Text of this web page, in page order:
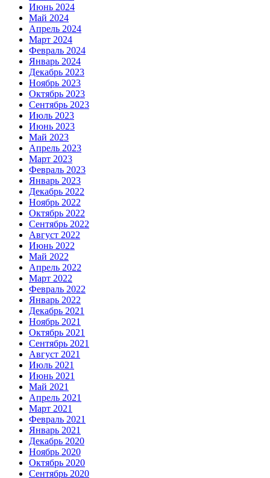
Июнь 2024
Май 2024
Апрель 2024
Март 2024
Февраль 2024
Январь 2024
Декабрь 2023
Ноябрь 2023
Октябрь 2023
Сентябрь 2023
Июль 2023
Июнь 2023
Май 2023
Апрель 2023
Март 2023
Февраль 2023
Январь 2023
Декабрь 2022
Ноябрь 2022
Октябрь 2022
Сентябрь 2022
Август 2022
Июнь 2022
Май 2022
Апрель 2022
Март 2022
Февраль 2022
Январь 2022
Декабрь 2021
Ноябрь 2021
Октябрь 2021
Сентябрь 2021
Август 2021
Июль 2021
Июнь 2021
Май 2021
Апрель 2021
Март 2021
Февраль 2021
Январь 2021
Декабрь 2020
Ноябрь 2020
Октябрь 2020
Сентябрь 2020